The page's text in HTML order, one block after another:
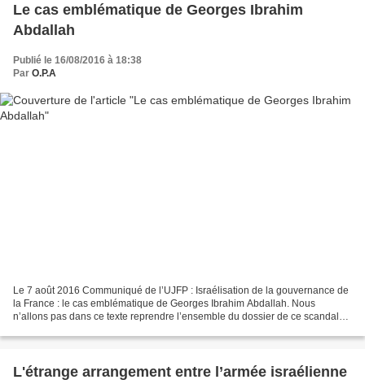
Le cas emblématique de Georges Ibrahim
Abdallah
Publié le 16/08/2016 à 18:38
Par O.P.A
Le 7 août 2016 Communiqué de l’UJFP : Israélisation de la gouvernance de
la France : le cas emblématique de Georges Ibrahim Abdallah. Nous
n’allons pas dans ce texte reprendre l’ensemble du dossier de ce scandale
L'étrange arrangement entre l’armée israélienne